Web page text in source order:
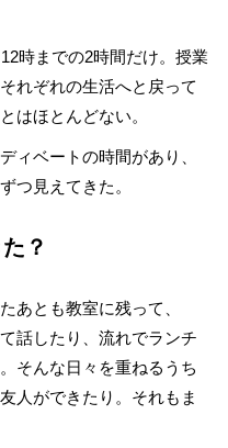
時までの2時間だけ。授業
れぞれの生活へと戻って
はほとんどない。
ィベートの時間があり、
つ見えてきた。
？
あとも教室に残って、
話したり、流れでランチ
そんな日々を重ねるうち
人ができたり。それもま